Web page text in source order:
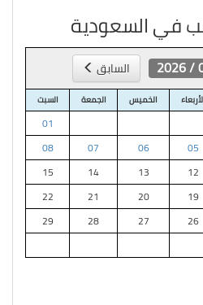
في السعودية
السابق
الخميس الجمعة السبت
01
05
06
07
08
12
13
14
15
19
20
21
22
26
27
28
29